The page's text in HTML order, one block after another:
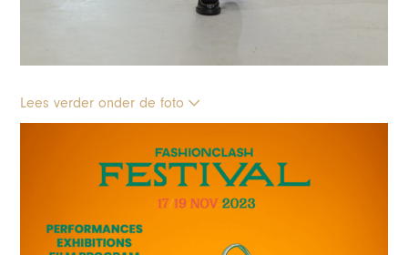
Lees verder onder de foto